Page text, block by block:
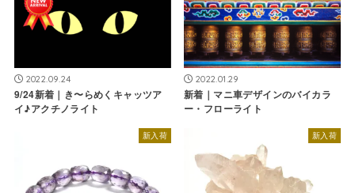
2022.09.24
9/24新着｜き〜らめくキャッツア
イ♪アクチノライト
2022.01.29
新着｜マニ車デザインのバイカラ
ー・フローライト
新入荷 新入荷